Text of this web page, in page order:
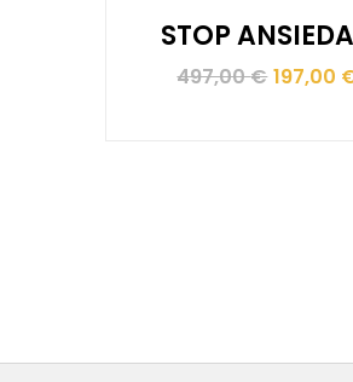
STOP
497,00€El197,00
El